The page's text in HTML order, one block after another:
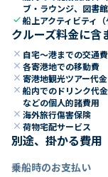
ブ・ラウンジ、図書館
check船上アクティビティ
クルーズ料金に含
close 自宅～港までの交通費
close 各寄港地での移動費
close 寄港地観光ツアー代金
close 船内でのドリンク代
などの個人的諸費用
close 海外旅行傷害保険
close 荷物宅配サービス
別途、掛かる費用
乗船時のお支払い